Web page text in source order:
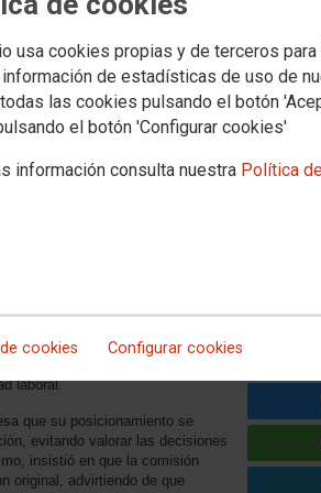
usa cookies propias y de terceros
de estadísticas de uso de
las cookies pulsando el botón
el botón 'Configurar cookies'
información consulta nuestra Política
cookies Configurar cookies
el Plan de
su defensa de
de todos sus representantes en la
presentaron ayer para proceder a
que fueron vetados por la
legitimados para formar
laboral.
que su posicionamiento se
evitando valorar las decisiones
insistió en que la comisión
original, advirtiendo de que